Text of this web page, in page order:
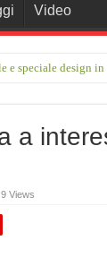
Video
e speciale design in
a
9 Views